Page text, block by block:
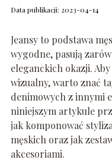
Data publikacji: 2023-04-14
Jeansy to podstawa
wygodne, pasują
eleganckich okazji.
wizualny, warto znać
denimowych z innymi
niniejszym artykule
jak komponować
męskich oraz jak
akcesoriami.